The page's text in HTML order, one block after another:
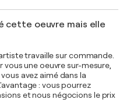
cette oeuvre mais elle
travaille sur commande.
vous une oeuvre sur-mesure,
avez aimé dans la
: vous pourrez
et nous négocions le prix